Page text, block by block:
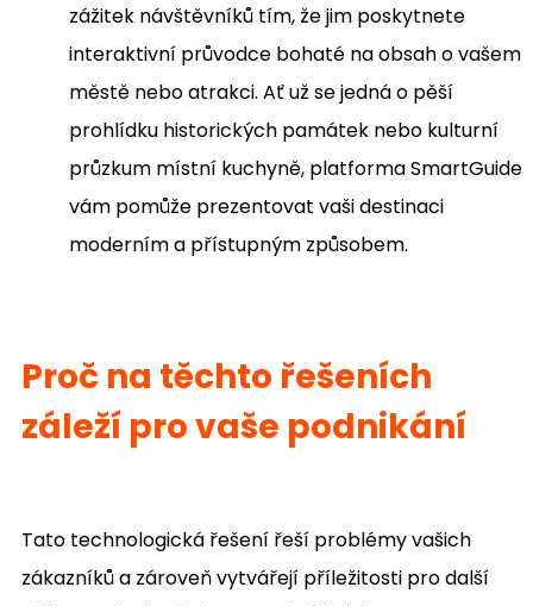
zážitek návštěvníků tím, že jim poskytnete
interaktivní průvodce bohaté na obsah o vašem
městě nebo atrakci. Ať už se jedná o pěší
prohlídku historických památek nebo kulturní
průzkum místní kuchyně, platforma SmartGuide
vám pomůže prezentovat vaši destinaci
moderním a přístupným způsobem.
Proč na těchto řešeních
záleží pro vaše podnikání
Tato technologická řešení řeší problémy vašich
zákazníků a zároveň vytvářejí příležitosti pro další